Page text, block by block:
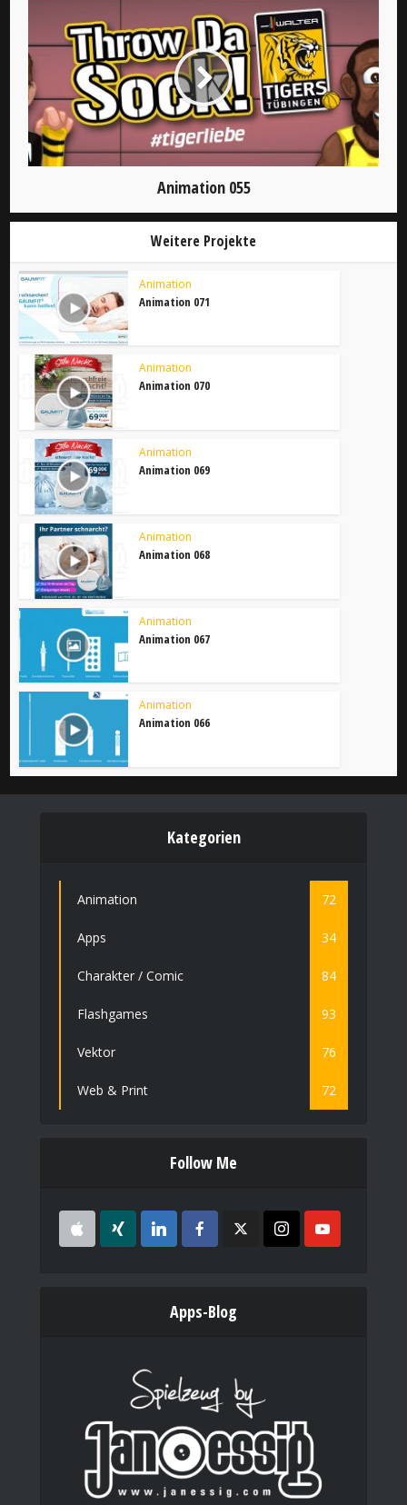
Animation 055
Weitere Projekte
Animation
Animation 071
Animation
Animation 070
Animation
Animation 069
Animation
Animation 068
Animation
Animation 067
Animation
Animation 066
Kategorien
Animation 72
Apps 34
Charakter / Comic 84
Flashgames 93
Vektor 76
Web & Print 72
Follow Me
Apps-Blog